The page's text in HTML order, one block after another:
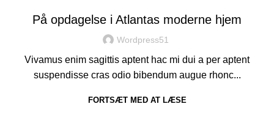
På opdagelse i Atlantas moderne hjem
Wordpress51
Vivamus enim sagittis aptent hac mi dui a per aptent
suspendisse cras odio bibendum augue rhonc...
FORTSÆT MED AT LÆSE